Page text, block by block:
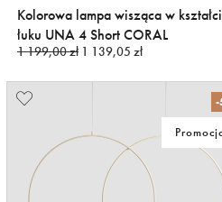
Kolorowa lampa wisząca w
łuku UNA 4 Short CORAL
1 199,00 zł1 139,05 zł
-